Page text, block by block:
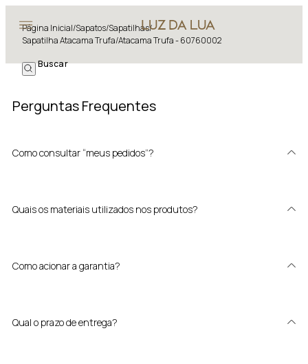
Página Inicial/Sapatos/Sapatilhas/
Sapatilha Atacama Trufa/atacama Trufa - 60760002
Perguntas Frequentes
Como consultar “meus pedidos”?
Quais os materiais utilizados nos produtos?
Como acionar a garantia?
Qual o prazo de entrega?